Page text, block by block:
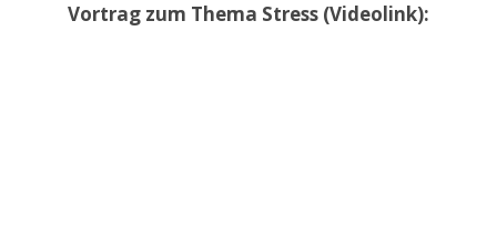
Vortrag zum Thema Stress (Videolink):